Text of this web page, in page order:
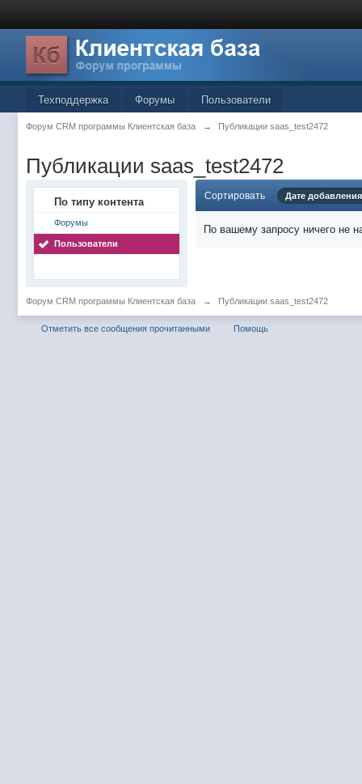
Техподдержка Форумы Пользователи
Форум CRM программы Клиентская база → Публикации saas_test2472
Публикации saas_test2472
По типу контента
Форумы
Пользователи
Сортировать Дате добавления
По вашему запросу ничего не
Форум CRM программы Клиентская база → Публикации saas_test2472
Отметить все сообщения прочитанными Помощь